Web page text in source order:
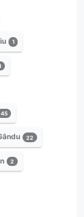
1
45
22
2